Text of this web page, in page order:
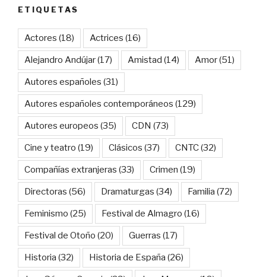
ETIQUETAS
Actores (18) Actrices (16)
Alejandro Andújar(17) Amistad (14) Amor(51)
Autores españoles (31)
Autores españoles contemporáneos (129)
Autores europeos (35) CDN (73)
Cine y teatro (19) Clásicos (37) CNTC(32)
Compañías extranjeras (33) Crimen (19)
Directoras (56) Dramaturgas (34) Familia (72)
Feminismo (25) Festival de Almagro (16)
Festival de Otoño (20) Guerras (17)
Historia (32) Historia de España (26)